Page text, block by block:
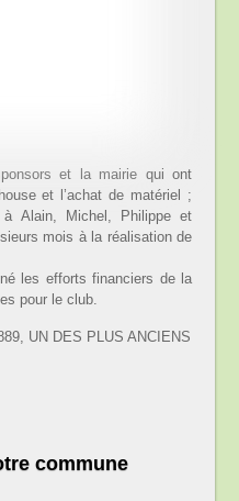
et la mairie qui ont
et l’achat de matériel ;
à Alain, Michel, Philippe et
mois à la réalisation de
les efforts financiers de la
pour le club.
UN DES PLUS ANCIENS
commune